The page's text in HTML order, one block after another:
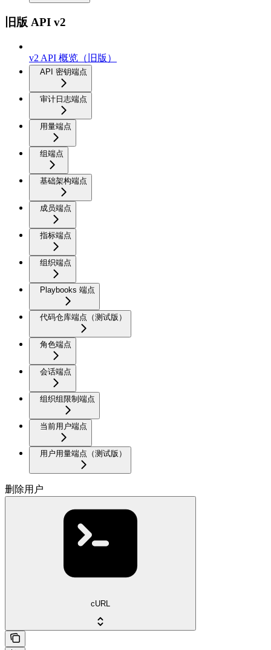
旧版 API v2
v2 API 概览（旧版）
API 密钥端点
审计日志端点
用量端点
组端点
基础架构端点
成员端点
指标端点
组织端点
Playbooks 端点
代码仓库端点（测试版）
角色端点
会话端点
组织组限制端点
当前用户端点
用户用量端点（测试版）
删除用户
cURL